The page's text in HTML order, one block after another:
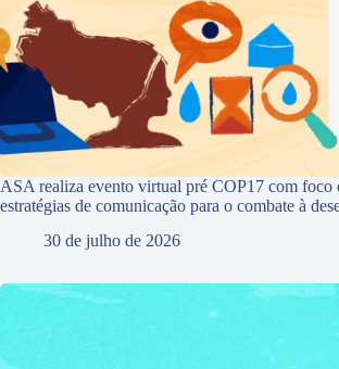
ASA realiza evento virtual pré COP17 com foco
estratégias de comunicação para o combate à
30 de julho de 2026